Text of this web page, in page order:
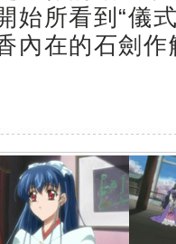
始所看到“儀
內在的石劍作